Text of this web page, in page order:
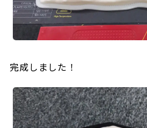
完成しました！